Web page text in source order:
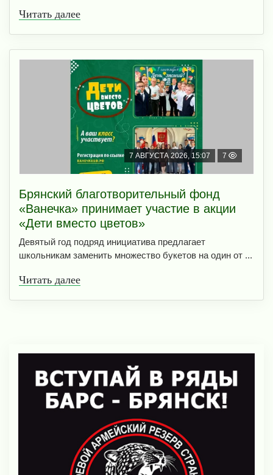
Читать далее
7 АВГУСТА 2026, 15:07 7
Брянский благотворительный фонд
«Ванечка» принимает участие в акции
«Дети вместо цветов»
Девятый год подряд инициатива предлагает
школьникам заменить множество букетов на один от ...
Читать далее